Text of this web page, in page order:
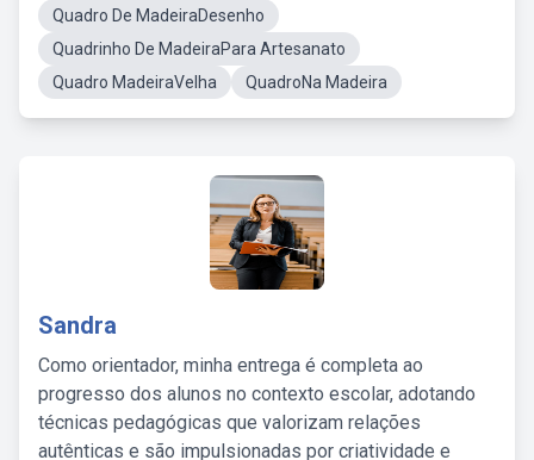
Quadro De MadeiraDesenho
Quadrinho De MadeiraPara Artesanato
Quadro MadeiraVelha
QuadroNa Madeira
Sandra
Como orientador, minha entrega é completa ao
progresso dos alunos no contexto escolar, adotando
técnicas pedagógicas que valorizam relações
autênticas e são impulsionadas por criatividade e